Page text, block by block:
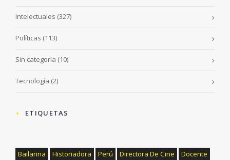
Intelectuales (327)
Políticas (113)
Sin categoría (10)
Tecnología (2)
ETIQUETAS
Bailarina Historiadora Perú Directora De Cine
Docente